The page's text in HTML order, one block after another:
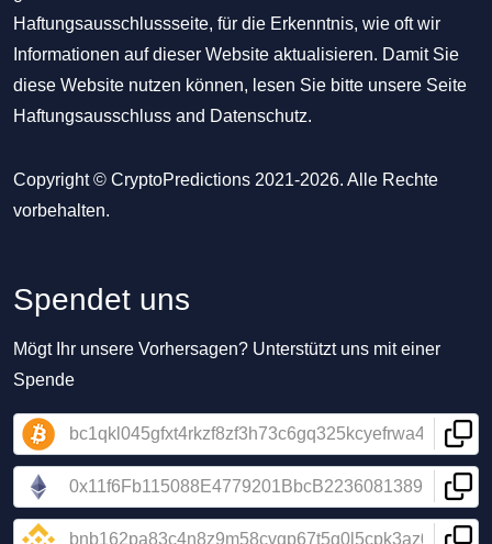
Haftungsausschlussseite, für die Erkenntnis, wie oft wir
Informationen auf dieser Website aktualisieren. Damit Sie
diese Website nutzen können, lesen Sie bitte unsere Seite
Haftungsausschluss and Datenschutz.
Copyright © CryptoPredictions 2021-2026. Alle Rechte
vorbehalten.
Spendet uns
Mögt Ihr unsere Vorhersagen? Unterstützt uns mit einer
Spende